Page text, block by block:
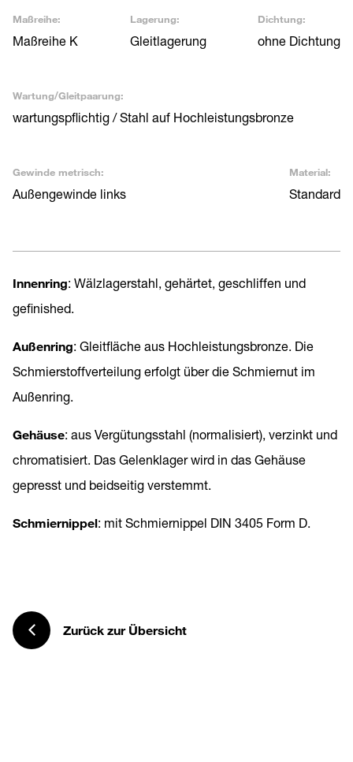
Maßreihe:
Maßreihe K
Lagerung:
Gleitlagerung
Dichtung:
ohne Dichtung
Wartung/Gleitpaarung:
wartungspflichtig / Stahl auf Hochleistungsbronze
Gewinde metrisch:
Außengewinde links
Material:
Standard
Innenring: Wälzlagerstahl, gehärtet, geschliffen und
gefinished.
Außenring: Gleitfläche aus Hochleistungsbronze. Die
Schmierstoffverteilung erfolgt über die Schmiernut im
Außenring.
Gehäuse: aus Vergütungsstahl (normalisiert), verzinkt und
chromatisiert. Das Gelenklager wird in das Gehäuse
gepresst und beidseitig verstemmt.
Schmiernippel: mit Schmiernippel DIN 3405 Form D.
Zurück zur Übersicht